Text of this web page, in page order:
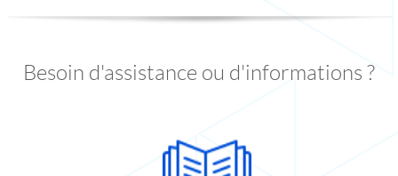
Besoin d'assistance ou d'informations ?